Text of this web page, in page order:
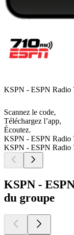
KSPN - ESPN Radio
Scannez le code,
Téléchargez l’app,
Écoutez.
KSPN - ESPN Radio
KSPN - ESPN Radio
KSPN -
du groupe